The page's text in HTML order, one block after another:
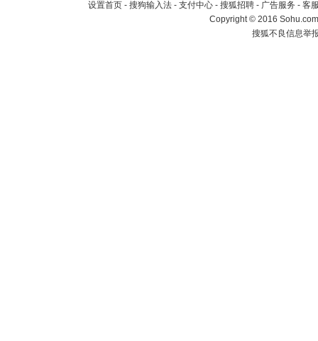
设置首页 - 搜狗输入法 - 支付中心 - 搜狐招聘 - 广告服务 - 客
Copyright©2016
搜狐不良信息举